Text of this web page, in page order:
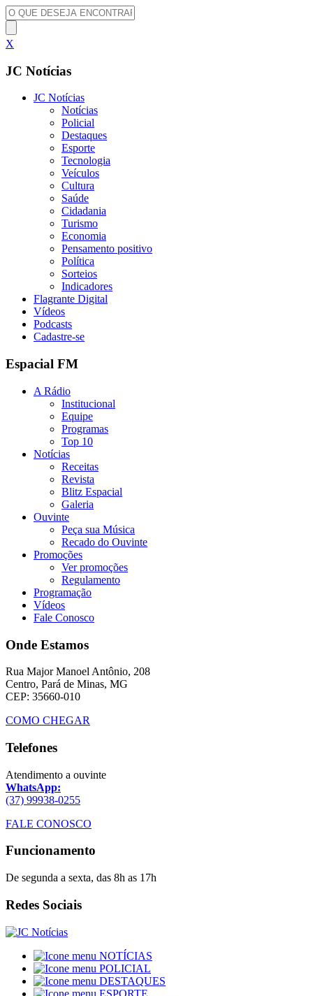
X
JC Notícias
JC Notícias
Notícias
Policial
Destaques
Esporte
Tecnologia
Veículos
Cultura
Saúde
Cidadania
Turismo
Economia
Pensamento positivo
Política
Sorteios
Indicadores
Flagrante Digital
Vídeos
Podcasts
Cadastre-se
Espacial FM
A Rádio
Institucional
Equipe
Programas
Top 10
Notícias
Receitas
Revista
Blitz Espacial
Galeria
Ouvinte
Peça sua Música
Recado do Ouvinte
Promoções
Ver promoções
Regulamento
Programação
Vídeos
Fale Conosco
Onde Estamos
Rua Major Manoel Antônio, 208
Centro, Pará de Minas, MG
CEP: 35660-010
COMO CHEGAR
Telefones
Atendimento a ouvinte
WhatsApp:
(37) 99938-0255
FALE CONOSCO
Funcionamento
De segunda a sexta, das 8h as 17h
Redes Sociais
NOTÍCIAS
POLICIAL
DESTAQUES
ESPORTE